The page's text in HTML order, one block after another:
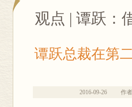
观点 | 谭跃：
谭跃总裁在第
2016-09-26 作